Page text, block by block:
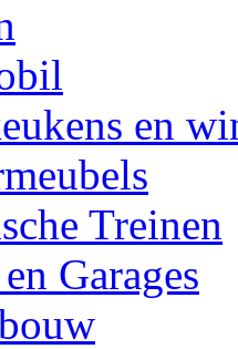
en
Treinen
Garages